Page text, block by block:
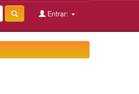
Entrar: